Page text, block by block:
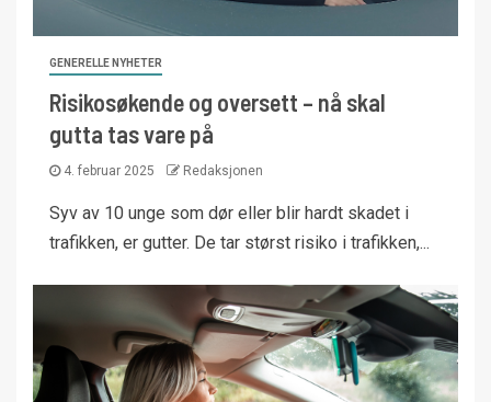
GENERELLE NYHETER
Risikosøkende og oversett – nå skal
gutta tas vare på
4. februar 2025 Redaksjonen
Syv av 10 unge som dør eller blir hardt skadet i
trafikken, er gutter. De tar størst risiko i trafikken,...